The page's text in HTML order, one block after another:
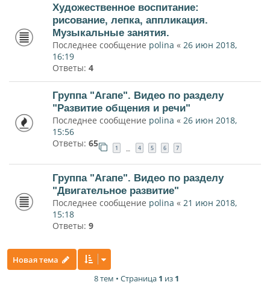
Художественное воспитание:
рисование, лепка, аппликация.
Музыкальные занятия.
Последнее сообщение polina « 26 июн 2018,
16:19
Ответы: 4
Группа "Агапе". Видео по разделу
"Развитие общения и речи"
Последнее сообщение polina « 26 июн 2018,
15:56
Ответы: 65 1 4 5 6 7
Группа "Агапе". Видео по разделу
"Двигательное развитие"
Последнее сообщение polina « 21 июн 2018,
15:18
Ответы: 9
Новая тема
8 тем • Страница 1 из 1